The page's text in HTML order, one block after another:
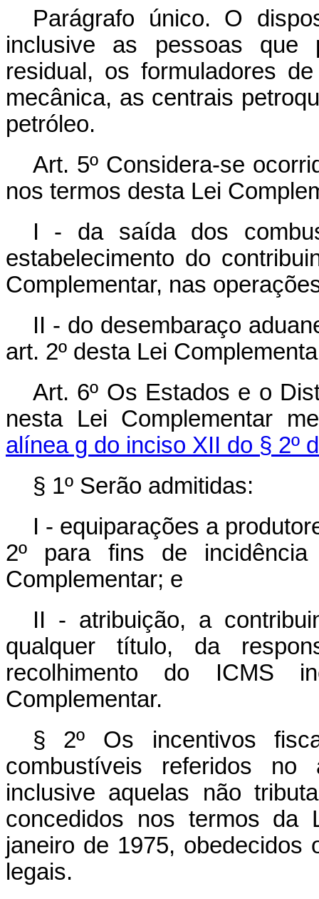
Parágrafo único. O
inclusive as pessoas que
residual, os formuladores
mecânica, as centrais
petróleo.
Art. 5º Considera-se
nos termos desta Lei
I - da saída dos
estabelecimento do
Complementar, nas
II - do desembaraço
art. 2º desta Lei
Art. 6º Os Estados e o
nesta Lei Complementar
alínea g do inciso XII do § 2º
§ 1º Serão admitidas:
I - equiparações a
2º para fins de
Complementar; e
II - atribuição, a
qualquer título, da
recolhimento do ICMS
Complementar.
§ 2º Os incentivos
combustíveis referidos no
inclusive aquelas não
concedidos nos termos da
janeiro de 1975, obedecidos
legais.